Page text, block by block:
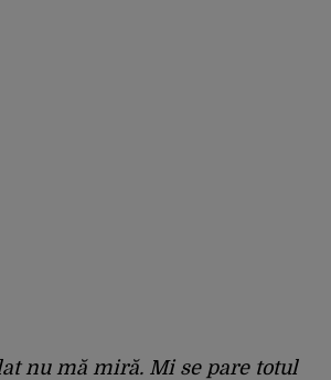
nu mă miră. Mi se pare totul